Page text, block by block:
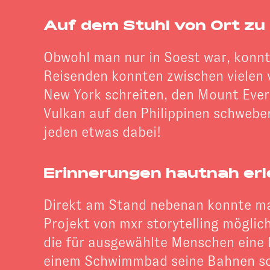
Auf dem Stuhl von Ort zu
Obwohl man nur in Soest war,
Reisenden konnten zwischen
New York schreiten, den Mount
Vulkan auf den Philippinen
jeden etwas dabei!
Erinnerungen hautnah
Direkt am Stand nebenan konnte
Projekt von mxr storytelling
die für ausgewählte Menschen
einem Schwimmbad seine Bahnen